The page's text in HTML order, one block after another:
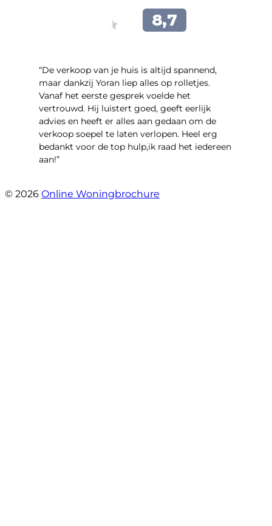
“​De verkoop van je huis is altijd spannend,
maar dankzij Yoran liep alles op rolletjes.
Vanaf het eerste gesprek voelde het
vertrouwd. Hij luistert goed, geeft eerlijk
advies en heeft er alles aan gedaan om de
verkoop soepel te laten verlopen. Heel erg
bedankt voor de top hulp,ik raad het iedereen
aan!”
© 2026 Online Woningbrochure